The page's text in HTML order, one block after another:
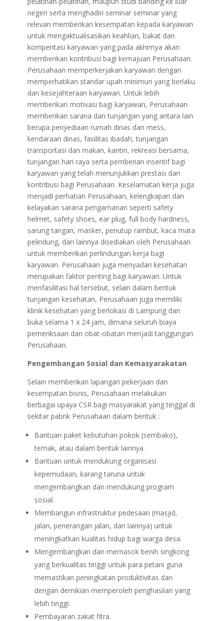
negeri serta menghadiri seminar seminar yang
relevan memberikan kesempatan kepada karyawan
untuk mengaktualisasikan keahlian, bakat dan
kompentasi karyawan yang pada akhirnya akan
memberikan kontribusi bagi kemajuan Perusahaan.
Perusahaan memperkerjakan karyawan dengan
memperhatikan standar upah minimun yang berlaku
dan kesejahteraan karyawan. Untuk lebih
memberikan motivasi bagi karyawan, Perusahaan
memberikan sarana dan tunjangan yang antara lain
berupa penyediaan rumah dinas dan mess,
kendaraan dinas, fasilitas ibadah, tunjangan
transportasi dan makan, kantin, rekreasi bersama,
tunjangan hari raya serta pemberian insentif bagi
karyawan yang telah menunjukkan prestasi dan
kontribusi bagi Perusahaan. Keselamatan kerja juga
menjadi perhatian Perusahaan, kelengkapan dan
kelayakan sarana pengamanan seperti safety
helmet, safety shoes, ear plug, full body hardness,
sarung tangan, masker, penutup rambut, kaca mata
pelindung, dan lainnya disediakan oleh Perusahaan
untuk memberikan perlindungan kerja bagi
karyawan. Perusahaan juga menyadari kesehatan
merupakan faktor penting bagi karyawan. Untuk
menfasilitasi hal tersebut, selain dalam bentuk
tunjangan kesehatan, Perusahaan juga memiliki
klinik kesehatan yang berlokasi di Lampung dan
buka selama 1 x 24 jam, dimana seluruh biaya
pemeriksaan dan obat-obatan menjadi tanggungan
Perusahaan.
Pengembangan Sosial dan Kemasyarakatan
Selain memberikan lapangan pekerjaan dan
kesempatan bisnis, Perusahaan melakukan
berbagai upaya CSR bagi masyarakat yang tinggal di
sekitar pabrik Perusahaan dalam bentuk :
Bantuan paket kebutuhan pokok (sembako),
ternak, atau dalam bentuk lainnya.
Bantuan untuk mendukung organisasi
kepemudaan, karang taruna untuk
mengembangkan dan mendukung program
sosial.
Membangun infrastruktur pedesaan (masjid,
jalan, penerangan jalan, dan lainnya) untuk
meningkatkan kualitas hidup bagi warga desa.
Mengembangkan dan memasok benih singkong
yang berkualitas tinggi untuk para petani guna
memastikan peningkatan produktivitas dan
dengan demikian memperoleh penghasilan yang
lebih tinggi.
Pembayaran zakat fitra.